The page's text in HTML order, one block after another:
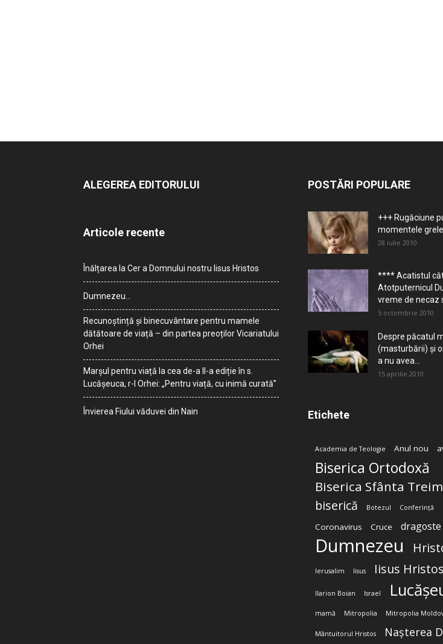
ALEGEREA EDITORULUI
Articole recente
Înălțarea la Cer a Domnului nostru Iisus Hristos
Dumnezeu…
Recunoștință și binecuvântare pentru mamele
dătătoare de viață – din partea preoților Vicariatului
Orhei
Marșul pentru viață la cea de-a II-a ediție în s.
Lucășeuca, r-l Orhei: „Pentru viață, cu inimă curată”
Învierea Fiului văduvei din Nain
POSTĂRI POPULARE
+++ Rugăciune
momentele
28 iulie 2010
**** Acatistul
Atotputernicul
vreme de necaz
5 octombrie 2010
Despre păcatul
(masturbării) şi
a nu avea...
15 aprilie 2010
Etichete
Academia de Teologie Anul nou
Biserica Ortodoxă
Biserica Sfânta
biserică Botezul Conferință
Coronavirus
Cruce dragoste
Dumnezeu
Ierusalim Iisus Iisus Hristos
Ilarion Boian Israel
mamă Mitropolia Mitropolia
Mântuitorul Hristos Nașterea